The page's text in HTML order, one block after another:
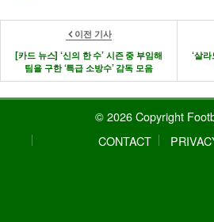
이전 기사
[카드 뉴스] ‘신의 한 수’ 시즌 중 부임해
팀을 구한 ‘특급 소방수’ 감독 모음
‘살
© 2026 Copyright
CONTACT